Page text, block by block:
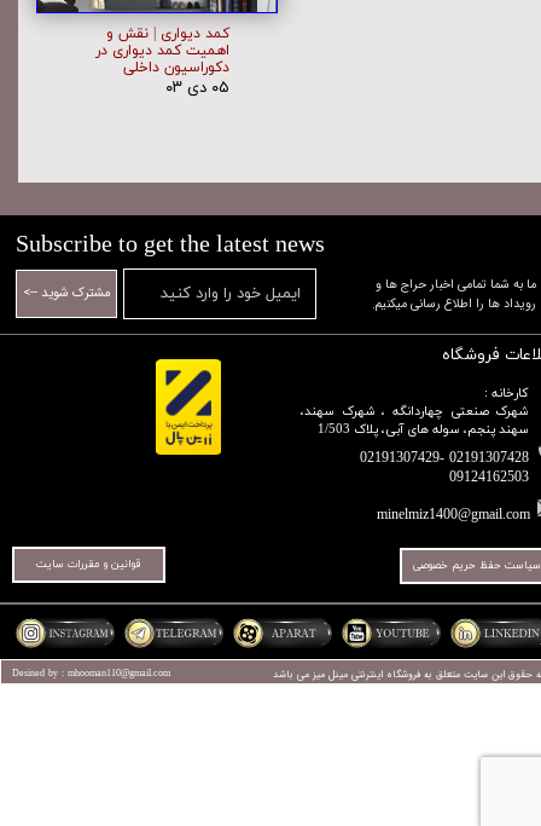
کمد دیواری | نقش و
اهمیت کمد دیواری در
دکوراسیون داخلی
۰۵ دی ۰۳
فروشگاه
کارخانه :
شهرک صنعتی چهاردانگه ، شهرک سهند،
سهند پنجم، سوله های آبی، پلاک 1/503
02191307428 -02191307429
09124162503​​​​​​​​​​​​​​​​​​​​​
minelmiz1400@gmail.com
Subscribe to get the latest news
​​​​​​​ما به شما تمامی اخبار حراج ها و
رویداد ها را اطلاع رسانی میکنیم.​​​​​​​
مشترک شوید -->
سیاست حفظ حریم خصوصی قوانین و مقررات سایت
حقوق این سایت متعلق به فروشگاه اینترنتی مینل میز می باشد Desined by : mhooman110@gmail.com